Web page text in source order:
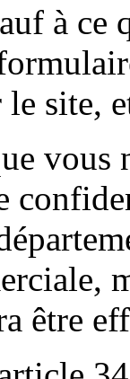
à ce
le site,
vous
être